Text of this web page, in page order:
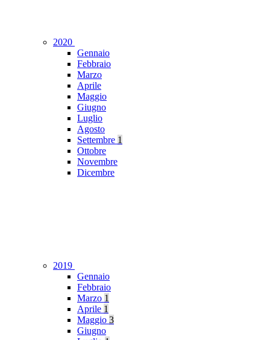
2020
Gennaio
Febbraio
Marzo
Aprile
Maggio
Giugno
Luglio
Agosto
Settembre 1
Ottobre
Novembre
Dicembre
2019
Gennaio
Febbraio
Marzo 1
Aprile 1
Maggio 3
Giugno